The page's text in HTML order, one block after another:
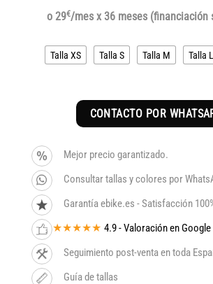
o 29€/mes x 36 meses (financiación
Talla XS Talla S Talla M Talla L
CONTACTO POR
Mejor precio garantizado.
Consultar tallas y colores por
Garantía ebike.es - Satisfacción
★★★★★ 4.9 - Valoración en Google
Seguimiento post-venta en toda
Guía de tallas